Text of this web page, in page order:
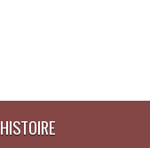
HISTOIRE